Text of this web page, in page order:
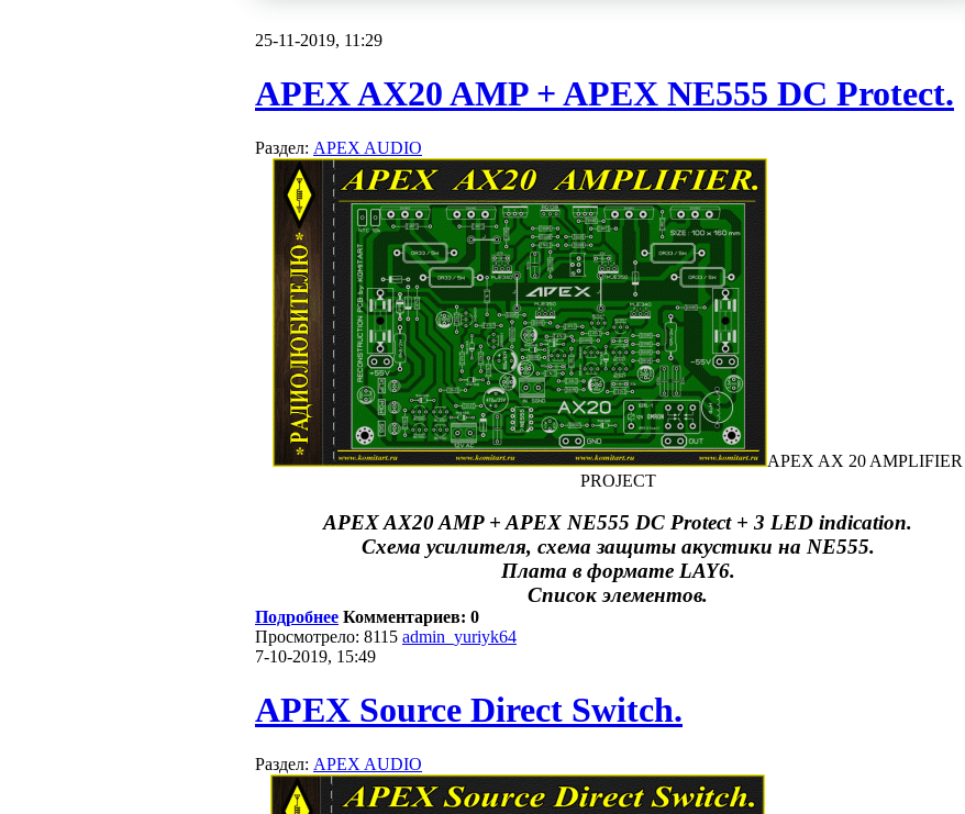
25-11-2019, 11:29
APEX AX20 AMP + APEX NE555 DC Protect.
Раздел: APEX AUDIO
APEX AX 20 AMPLIFIER
PROJECT
APEX AX20 AMP + APEX NE555 DC Protect + 3 LED indication.
Схема усилителя, схема защиты акустики на NE555.
Плата в формате LAY6.
Список элементов.
Подробнее Комментариев: 0
Просмотрело: 8115 admin_yuriyk64
7-10-2019, 15:49
APEX Source Direct Switch.
Раздел: APEX AUDIO